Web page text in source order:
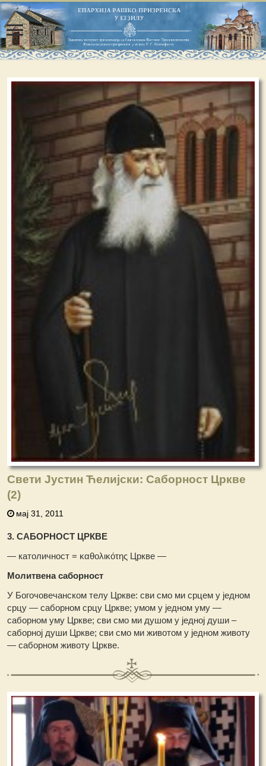
Свети Јустин Ћелијски: Саборност Цркве
(2)
мај 31, 2011
3. САБОРНОСТ ЦРКВЕ
— католичност = καθολικότης Цркве —
Молитвена саборност
У Богочовечанском телу Цркве: сви смо ми срцем у једном
срцу — саборном срцу Цркве; умом у једном уму —
саборном уму Цркве; сви смо ми душом у једној души –
саборној души Цркве; сви смо ми животом у једном животу
— саборном животу Цркве.